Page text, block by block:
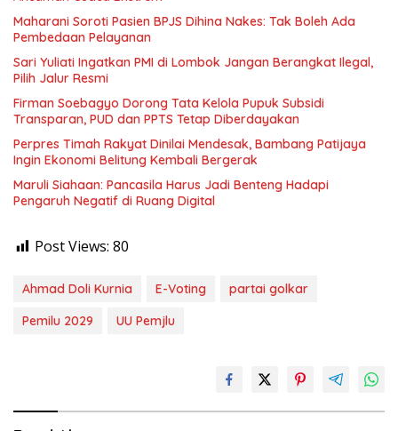
Maharani Soroti Pasien BPJS Dihina Nakes: Tak Boleh Ada
Pembedaan Pelayanan
Sari Yuliati Ingatkan PMI di Lombok Jangan Berangkat Ilegal,
Pilih Jalur Resmi
Firman Soebagyo Dorong Tata Kelola Pupuk Subsidi
Transparan, PUD dan PPTS Tetap Diberdayakan
Perpres Timah Rakyat Dinilai Mendesak, Bambang Patijaya
Ingin Ekonomi Belitung Kembali Bergerak
Maruli Siahaan: Pancasila Harus Jadi Benteng Hadapi
Pengaruh Negatif di Ruang Digital
Post Views: 80
Ahmad Doli Kurnia E-Voting
partai golkar
Pemilu 2029
UU Pemjlu